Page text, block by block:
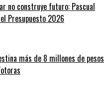
no construye futuro: Pascual
Presupuesto 2026
más de 8 millones de pesos